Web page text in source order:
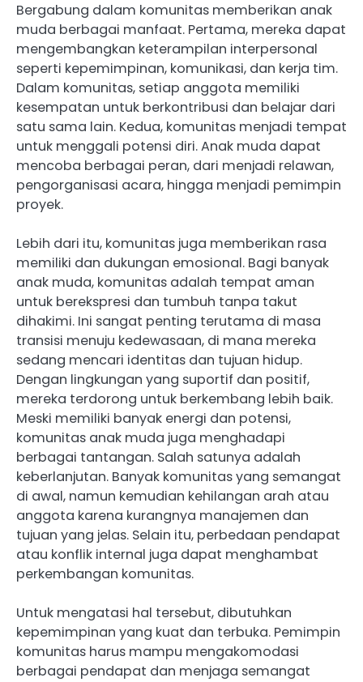
Bergabung dalam komunitas memberikan anak
muda berbagai manfaat. Pertama, mereka dapat
mengembangkan keterampilan interpersonal
seperti kepemimpinan, komunikasi, dan kerja tim.
Dalam komunitas, setiap anggota memiliki
kesempatan untuk berkontribusi dan belajar dari
satu sama lain. Kedua, komunitas menjadi tempat
untuk menggali potensi diri. Anak muda dapat
mencoba berbagai peran, dari menjadi relawan,
pengorganisasi acara, hingga menjadi pemimpin
proyek.
Lebih dari itu, komunitas juga memberikan rasa
memiliki dan dukungan emosional. Bagi banyak
anak muda, komunitas adalah tempat aman
untuk berekspresi dan tumbuh tanpa takut
dihakimi. Ini sangat penting terutama di masa
transisi menuju kedewasaan, di mana mereka
sedang mencari identitas dan tujuan hidup.
Dengan lingkungan yang suportif dan positif,
mereka terdorong untuk berkembang lebih baik.
Meski memiliki banyak energi dan potensi,
komunitas anak muda juga menghadapi
berbagai tantangan. Salah satunya adalah
keberlanjutan. Banyak komunitas yang semangat
di awal, namun kemudian kehilangan arah atau
anggota karena kurangnya manajemen dan
tujuan yang jelas. Selain itu, perbedaan pendapat
atau konflik internal juga dapat menghambat
perkembangan komunitas.
Untuk mengatasi hal tersebut, dibutuhkan
kepemimpinan yang kuat dan terbuka. Pemimpin
komunitas harus mampu mengakomodasi
berbagai pendapat dan menjaga semangat